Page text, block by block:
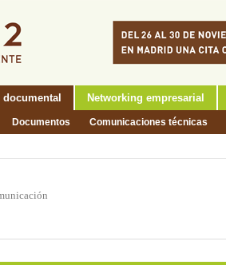
documental Networking empresarial
Documentos Comunicaciones técnicas